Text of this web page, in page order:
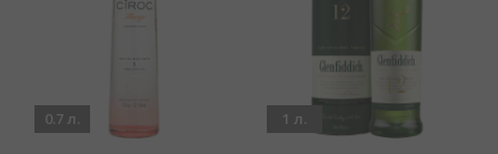
0.7 л. 1 л.